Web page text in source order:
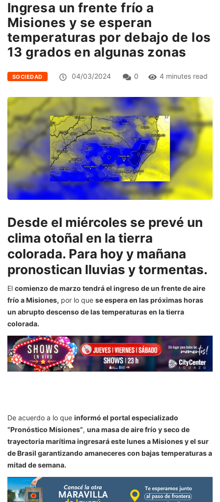
Ingresa un frente frío a
Misiones y se esperan
temperaturas por debajo de los
13 grados en algunas zonas
SOCIEDAD 04/03/2024 0 4 minutes read
Desde el miércoles se prevé un
clima otoñal en la tierra
colorada. Para hoy y mañana
pronostican lluvias y tormentas.
El comienzo de marzo tendrá el ingreso de un frente de aire
frío a Misiones, por lo que se espera en las próximas horas
un abrupto descenso de las temperaturas en la tierra
colorada.
De acuerdo a lo que informó el portal especializado
“Pronóstico Misiones”, una masa de aire frío y seco de
trayectoria marítima ingresará este lunes a Misiones y el sur
de Brasil garantizando amaneceres con bajas temperaturas a
mitad de semana.